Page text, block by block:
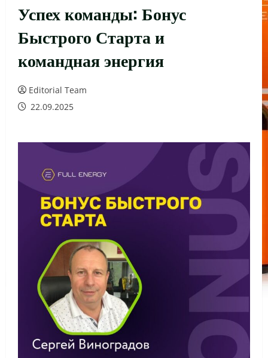
Успех команды: Бонус
Быстрого Старта и
командная энергия
Editorial Team
22.09.2025